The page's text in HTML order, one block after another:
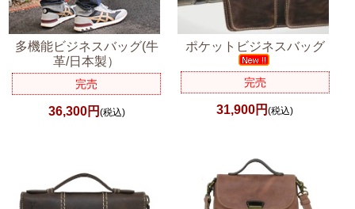
多機能ビジネスバッグ(牛
革/日本製）
完売
36,300円 (税込)
ポケットビジネスバッグ
完売
31,900円(税込)